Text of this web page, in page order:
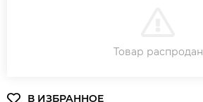
Товар распродан